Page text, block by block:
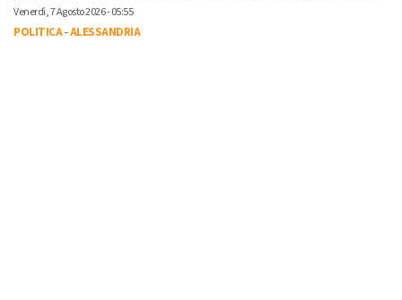
Venerdì, 7 Agosto 2026 - 05:55
POLITICA-ALESSANDRIA